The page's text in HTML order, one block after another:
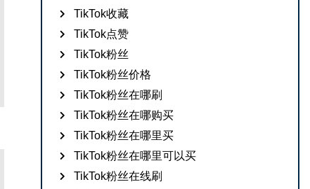
TikTok收藏
TikTok点赞
TikTok粉丝
TikTok粉丝价格
TikTok粉丝在哪刷
TikTok粉丝在哪购买
TikTok粉丝在哪里买
TikTok粉丝在哪里可以买
TikTok粉丝在线刷